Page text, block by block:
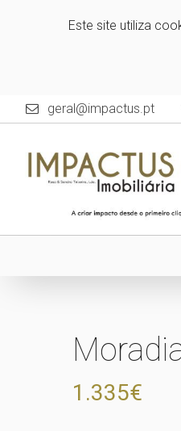
Este site utiliza
geral@impactus.pt
1.335€